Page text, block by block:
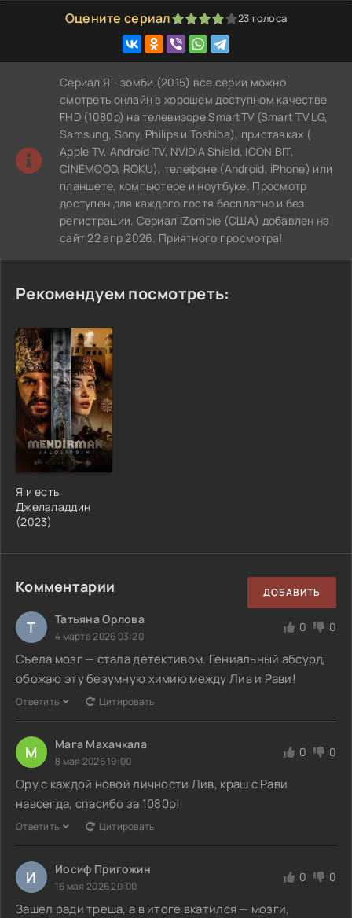
Оцените сериал
1 2 3 4 5 23 голоса
Сериал Я - зомби (2015) все серии можно
смотреть онлайн в хорошем доступном качестве
FHD (1080p) на телевизоре SmartTV (Smart TV LG,
Samsung, Sony, Philips и Toshiba), приставках (
Apple TV, Android TV, NVIDIA Shield, ICON BIT,
CINEMOOD, ROKU), телефоне (Android, iPhone) или
планшете, компьютере и ноутбуке. Просмотр
доступен для каждого гостя бесплатно и без
регистрации. Сериал iZombie (США) добавлен на
сайт 22 апр 2026. Приятного просмотра!
Рекомендуем посмотреть:
Я и есть
Джелаладдин
(2023)
Комментарии ДОБАВИТЬ
Т Татьяна Орлова
4 марта 2026 03:20
0 0
Съела мозг — стала детективом. Гениальный абсурд,
обожаю эту безумную химию между Лив и Рави!
Ответить Цитировать
М Мага Махачкала
8 мая 2026 19:00
0 0
Ору с каждой новой личности Лив, краш с Рави
навсегда, спасибо за 1080p!
Ответить Цитировать
И Иосиф Пригожин
16 мая 2026 20:00
0 0
Зашел ради треша, а в итоге вкатился — мозги,